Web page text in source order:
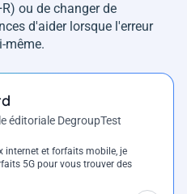
ou de changer de
d'aider lorsque l'erreur
même.
éditoriale DegroupTest
internet et forfaits mobile, je
5G pour vous trouver des